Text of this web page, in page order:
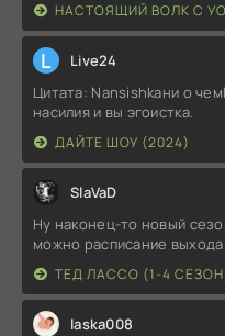
НАСТОЯЩИЙ ВОЛК С
L Live24
Цитата: Nansishkaни о
насилия и вы эгоистка.
ДАЙТЕ ШОУ (2024)
SlaVaD
Ну наконец-то новый
можно расписание выхода
ТЕД ЛАССО (1-4
laska008